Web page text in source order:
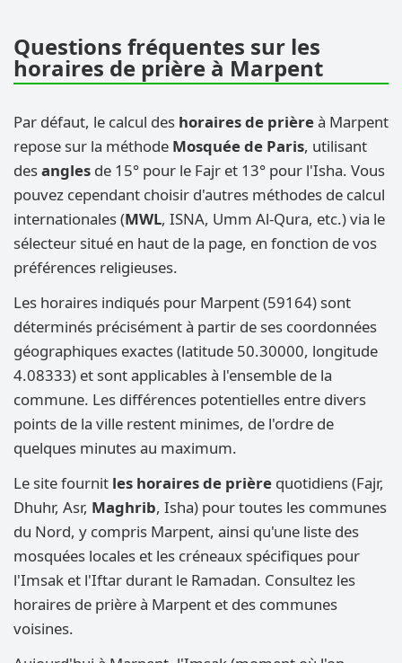
Questions fréquentes sur les
horaires de prière à Marpent
Par défaut, le calcul des horaires de prièreà Marpent
repose sur la méthode Mosquée de Paris, utilisant
desangles de 15° pour le Fajr et 13° pour l'Isha. Vous
pouvez cependant choisir d'autres méthodes de calcul
internationales (MWL, ISNA, Umm Al-Qura, etc.) via le
sélecteur situé en haut de la page, en fonction de vos
préférences religieuses.
Les horaires indiqués pour Marpent (59164) sont
déterminés précisément à partir de ses coordonnées
géographiques exactes (latitude 50.30000, longitude
4.08333) et sont applicables à l'ensemble de la
commune. Les différences potentielles entre divers
points de la ville restent minimes, de l'ordre de
quelques minutes au maximum.
Le site fournit les horaires de prière quotidiens (Fajr,
Dhuhr, Asr, Maghrib, Isha) pour toutes les communes
du Nord, y compris Marpent, ainsi qu'une liste des
mosquées locales et les créneaux spécifiques pour
l'Imsak et l'Iftar durant le Ramadan. Consultez les
horaires de prière à Marpent et des communes
voisines.